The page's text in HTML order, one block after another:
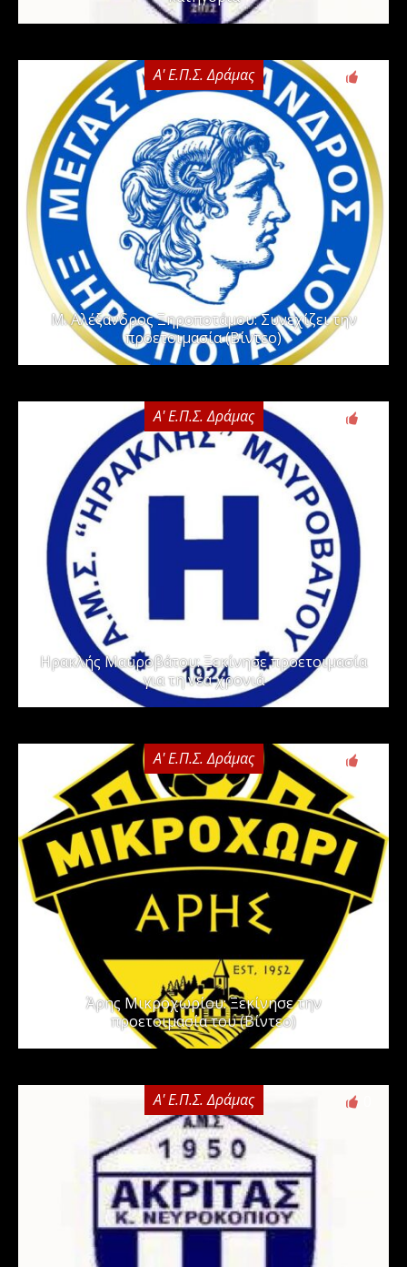
Α' Ε.Π.Σ. Δράμας
Μ. Αλέξανδρος Ξηροποτάμου: Συνεχίζει την
προετοιμασία (Βίντεο)
Α' Ε.Π.Σ. Δράμας
Ηρακλής Μαυροβάτου: Ξεκίνησε προετοιμασία
για τη νέα χρονιά
Α' Ε.Π.Σ. Δράμας
Άρης Μικροχωρίου: Ξεκίνησε την
προετοιμασία του (Βίντεο)
Α' Ε.Π.Σ. Δράμας